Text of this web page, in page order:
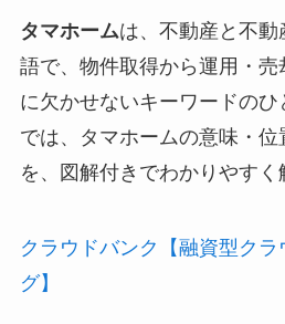
タマホームは、不動産と不動
語で、物件取得から運用・
に欠かせないキーワードの
では、タマホームの意味・
を、図解付きでわかりやすく
クラウドバンク【融資型ク
グ】